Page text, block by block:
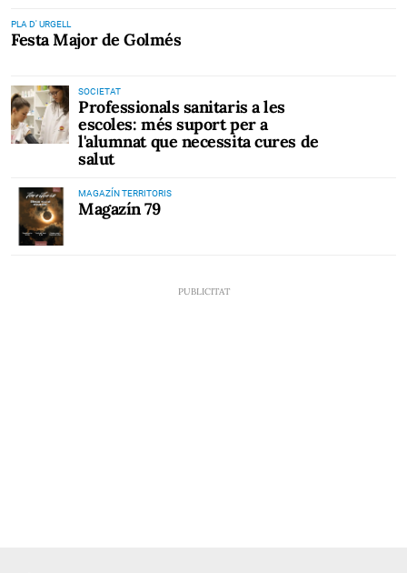
PLA D' URGELL
Festa Major de Golmés
SOCIETAT
Professionals sanitaris a les
escoles: més suport per a
l'alumnat que necessita cures de
salut
MAGAZÍN TERRITORIS
Magazín 79